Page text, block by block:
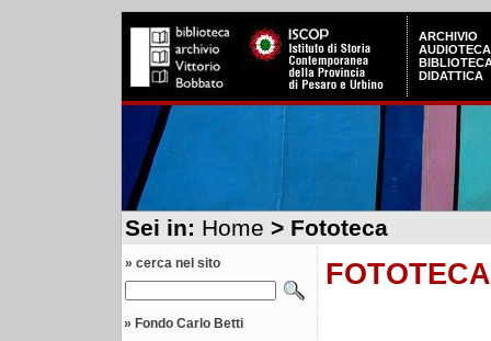
ARCHIVIO
AUDIOTECA
DIDATTICA
Sei in: Home > Fototeca
» cerca nel sito
» Fondo Carlo Betti
FOTOTECA